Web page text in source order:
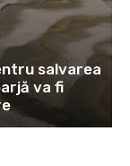
salvarea
va fi